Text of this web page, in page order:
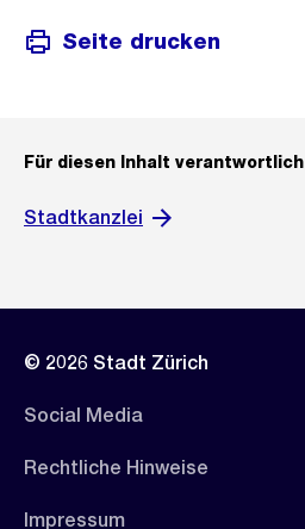
Seite drucken
Für diesen Inhalt verantwortlich
Stadtkanzlei
© 2026 Stadt Zürich
Social Media
Rechtliche Hinweise
Impressum